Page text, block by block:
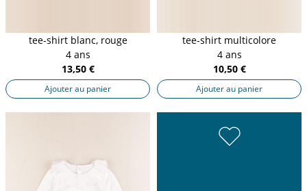
tee-shirt blanc, rouge
4 ans
13,50 €
Ajouter au panier
tee-shirt multicolore
4 ans
10,50 €
Ajouter au panier